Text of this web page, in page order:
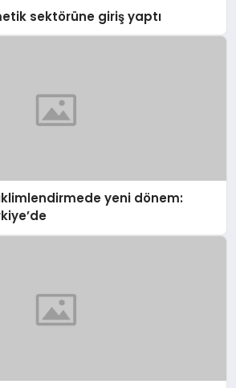
sektörüne giriş yaptı
iklimlendirmede yeni dönem: